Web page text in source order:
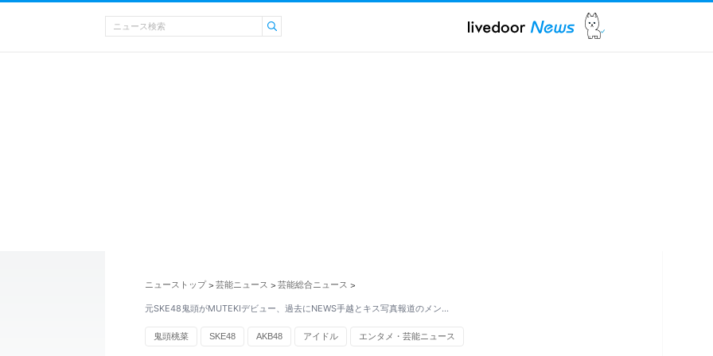
ニューストップ > 芸能ニュース > 芸能総合ニュース >
元SKE48鬼頭がMUTEKIデビュー、過去にNEWS手越とキス写真報道のメン…
鬼頭桃菜 SKE48 AKB48 アイドル エンタメ・芸能ニュース